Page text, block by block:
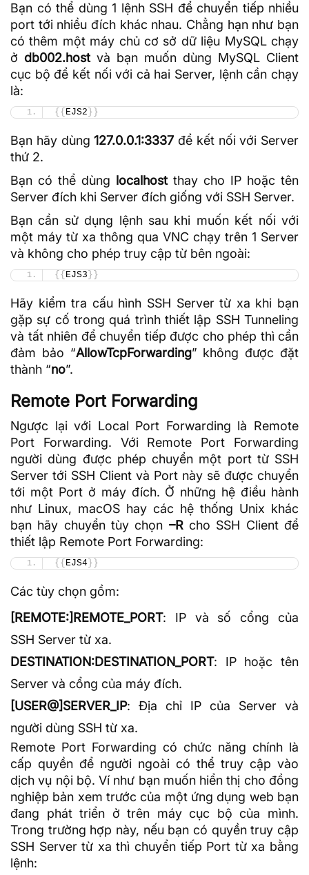
Bạn có thể dùng 1 lệnh SSH để chuyển tiếp nhiều
port tới nhiều đích khác nhau. Chẳng hạn như bạn
có thêm một máy chủ cơ sở dữ liệu MySQL chạy
ở db002.hostvà bạn muốn dùng MySQL Client
cục bộ để kết nối với cả hai Server, lệnh cần chạy
là:
{{ EJS2 }}
Bạn hãy dùng127.0.0.1:3337 để kết nối với Server
thứ 2.
Bạn có thể dùng localhostthay cho IP hoặc tên
Server đích khi Server đích giống với SSH Server.
Bạn cần sử dụng lệnh sau khi muốn kết nối với
một máy từ xa thông qua VNC chạy trên 1 Server
và không cho phép truy cập từ bên ngoài:
{{ EJS3 }}
Hãy kiểm tra cấu hình SSH Server từ xa khi bạn
gặp sự cố trong quá trình thiết lập SSH Tunneling
và tất nhiên để chuyển tiếp được cho phép thì cần
đảm bảo “AllowTcpForwarding” không được đặt
thành “no”.
Remote Port Forwarding
Ngược lại với Local Port Forwarding là Remote
Port Forwarding. Với Remote Port Forwarding
người dùng được phép chuyển một port từ SSH
Server tới SSH Client và Port này sẽ được chuyển
tới một Port ở máy đích. Ở những hệ điều hành
như Linux, macOS hay các hệ thống Unix khác
bạn hãy chuyển tùy chọn –Rcho SSH Client để
thiết lập Remote Port Forwarding:
{{ EJS4 }}
Các tùy chọn gồm:
[REMOTE:]REMOTE_PORT: IP và số cổng của
SSH Server từ xa.
DESTINATION:DESTINATION_PORT: IP hoặc tên
Server và cổng của máy đích.
[USER@]SERVER_IP: Địa chỉ IP của Server và
người dùng SSH từ xa.
Remote Port Forwarding có chức năng chính là
cấp quyền để người ngoài có thể truy cập vào
dịch vụ nội bộ. Ví như bạn muốn hiển thị cho đồng
nghiệp bản xem trước của một ứng dụng web bạn
đang phát triển ở trên máy cục bộ của mình.
Trong trường hợp này, nếu bạn có quyền truy cập
SSH Server từ xa thì chuyển tiếp Port từ xa bằng
lệnh: